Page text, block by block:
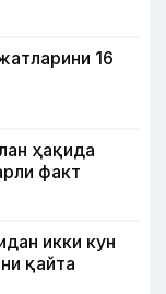
16
ҳақида
факт
икки кун
қайта